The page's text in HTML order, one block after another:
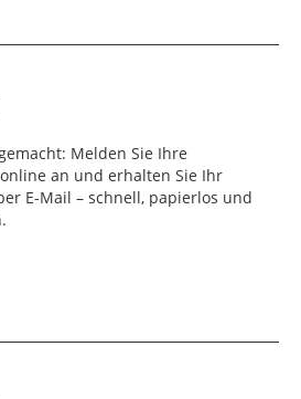
Melden Sie Ihre
an und erhalten Sie Ihr
E-Mail – schnell, papierlos und